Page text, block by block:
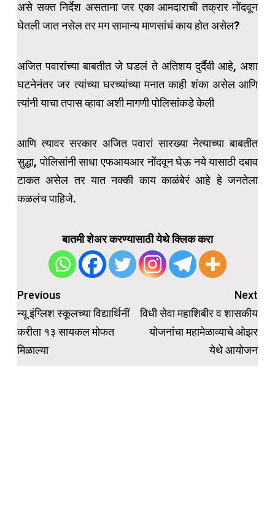
असे सक्त निर्देश असताना जर एका आमदाराची तक्रार नोंदवून
घेतली जात नसेल तर मग सामान्य माणसांचं काय होत असेल?
अजित पवारांच्या बाबतीत जे घडलं ते अतिशय दुर्दैवी आहे, अशा
घटनेनंतर जर त्यांच्या घरच्यांच्या मनात काही शंका असेल आणि
त्यांनी याचा तपास व्हावा अशी मागणी पोलिसांकडे केली
आणि त्यावर सरकार अजित पवारां सारख्या नेत्याच्या बाबतीत
सुद्धा, पोलिसांनी साधा एफआयआर नोंदवून घेऊ नये यासाठी दबाव
टाकत असेल तर यात नक्की काय काळंबेरं आहे हे जनतेला
कळलंच पाहिजे.
बातमी शेअर करण्यासाठी येथे क्लिक करा
Post
navigation
Previous
न्यू इंग्लिश स्कूलच्या विद्यार्थिनीं
करीता १३ सायकल मोफत
मिळाल्या
Next
विधी सेवा महाशिबीर व शासकीय
योजनांचा महामेळाव्याचे ओझर
येथे आयोजन